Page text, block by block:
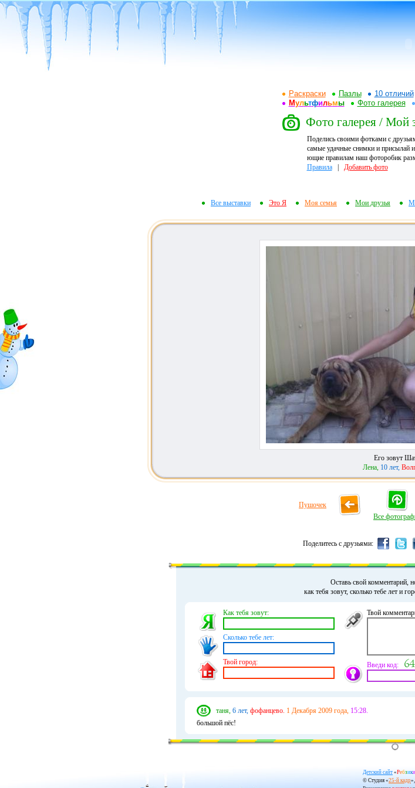
Раскраски Пазлы 10 отличий
Мультфильмы Фото галерея
Фото галерея / Мой
Поделись своими фотками с
самые удачные снимки и присылай
ющие правилам наш фоторобик
Правила| Добавить фото
Все выставки Это Я Моя семья Мои друзья
Его зовут
Лена, 10 лет,
Пушочек
Все
Поделитесь с друзьями:
Оставь свой комментарий,
как тебя зовут, сколько тебе лет и
Как тебя зовут:
Сколько тебе лет:
Твой город:
Твой
Введи код:
таня, 6 лет, фофанцево. 1 Декабря 2009 года, 15:28.
большой пёс!
Детский сайт «Ребзики
© Студия «25-й кадр